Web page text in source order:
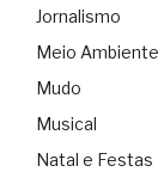
Jornalismo
Meio Ambiente
Mudo
Musical
Natal e Festas